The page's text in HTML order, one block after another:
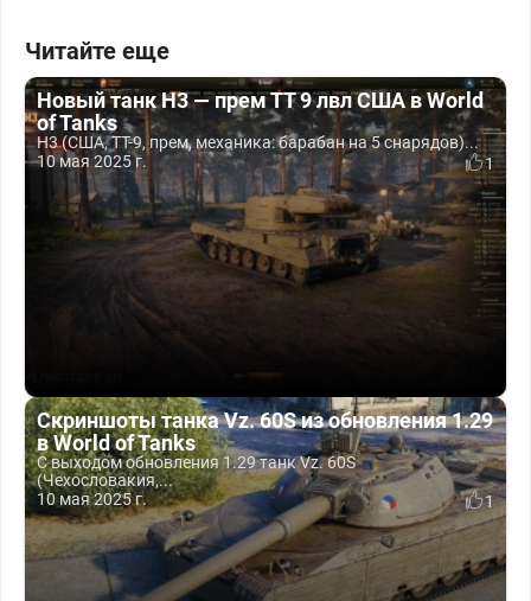
Читайте еще
Новый танк H3 — прем ТТ 9 лвл США в World
of Tanks
H3 (США, ТТ-9, прем, механика: барабан на 5 снарядов)...
10 мая 2025 г.
1
Скриншоты танка Vz. 60S из обновления 1.29
в World of Tanks
С выходом обновления 1.29 танк Vz. 60S
(Чехословакия,...
10 мая 2025 г.
1